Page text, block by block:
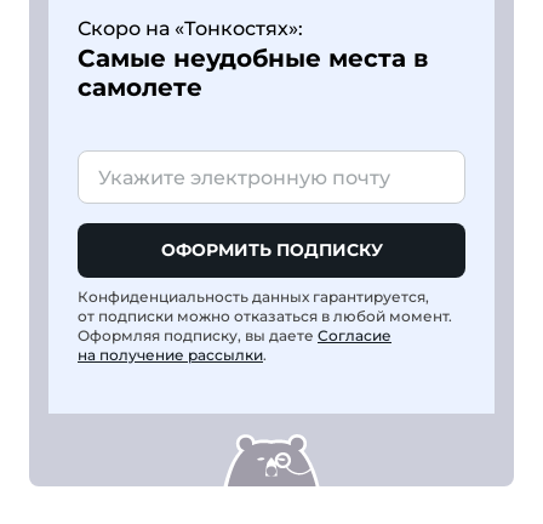
Скоро на «Тонкостях»:
Самые неудобные места в
самолете
ОФОРМИТЬ ПОДПИСКУ
Конфиденциальность данных гарантируется,
от подписки можно отказаться в любой момент.
Оформляя подписку, вы даете Согласие
на получение рассылки.